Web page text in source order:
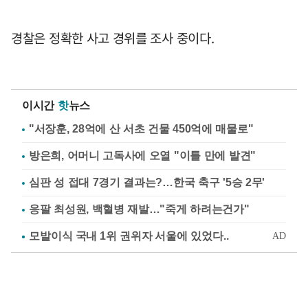
경찰은 정확한 사고 경위를 조사 중이다.
이시간 핫뉴스
"서장훈, 28억에 산 서초 건물 450억에 매물로"
방은희, 어머니 고독사에 오열 "이틀 만에 발견"
심판 성 접대 7경기 결과는?…한국 축구 '5승 2무'
응팔 최성원, 백혈병 재발…"죽게 하려는건가"